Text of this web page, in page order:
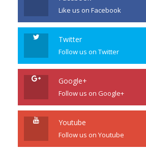
Like us on Facebook
Twitter
Follow us on Twitter
Google+
Follow us on Google+
Youtube
Follow us on Youtube